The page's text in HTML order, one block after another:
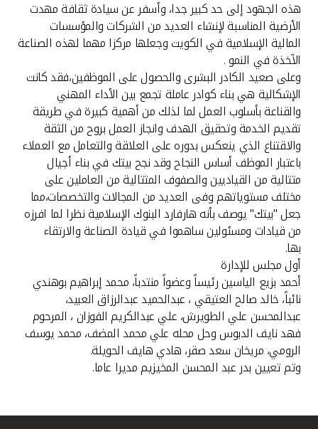
هذه الجهود إلى حد كبير جدا، وأسفر عن سيادة ثقافة مهدت
الأرضية المناسبة لإنشاء العديد من الشركات والمؤسسات
المالية الإسلامية في الكويت وجعلها مركزا مهما لهذه الصناعة
الآخذة في النمو .
وعلى صعيد الكادر البشرى والحصول على الموظفين،فقد كانت
الإشكالية هي بناء كوادر عاملة تجمع بين الأداء المهني
والقناعة بأسلوب العمل لما لذلك من أهمية كبيرة في طريقة
تقديم الخدمة وتحقيق الهدف وانجاز العمل بروح من الثقة
والاقتناع الذي ينعكس بدوره على العلاقة والتعامل مع العملاء
باعتبار الموظف أساس النجاح وقد نجح بيتك في بناء أجيال
متتالية من القياديين والصفوف المتتالية من العاملين على
مختلف مستوياتهم وفى العديد من المجالات والتخصصات،مما
جعل "بيتك" يوصف بأنه هارفارد البنوك الإسلامية نظرا لما افرزه
من قيادات ومسئولين ساهموا في قيادة الصناعة والارتقاء
بها.
أول مجلس للإدارة
أحمد بزيع الياسين رئيساً وعضواً منتدباً، محمد إبراهيم بوهندي
نائباً، خالد صالح العتيقي ، عبدالحميد عبدالرزاق العبيد،
عبدالمحسن علي الطويرش، علي عبدالكريم الفوزان ، المرحوم
فهد نايف الدبوس وحل محله علي محمد المضف، محمد يوسف
الرومي، مريخان سعد صقر، هادي هايف الحويلة.
وتم تعيين بدر عبد المحسن المخيزيم مديرا عاما.